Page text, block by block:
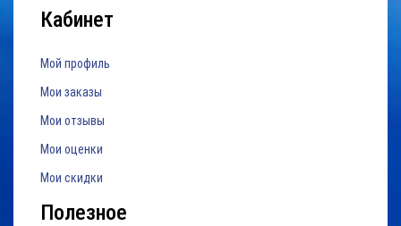
Кабинет
Мой профиль
Мои заказы
Мои отзывы
Мои оценки
Мои скидки
Полезное